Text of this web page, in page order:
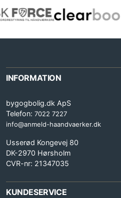
INFORMATION
bygogbolig.dk ApS
Telefon: 7022 7227
info@anmeld-haandvaerker.dk
Usserød Kongevej 80
DK-2970 Hørsholm
CVR-nr: 21347035
KUNDESERVICE